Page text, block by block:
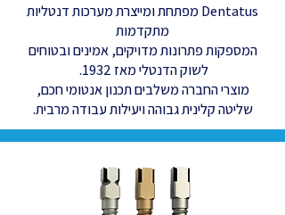
Dentatus מפתחת ומייצרת מערכות דנטליות
מתקדמות
המספקות פתרונות מדויקים, אמינים ובטוחים
לשוק הדנטלי מאז 1932.
מוצרי החברה משלבים תכנון אנטומי חכם,
שליטה קלינית גבוהה ויעילות עבודה מרבית.